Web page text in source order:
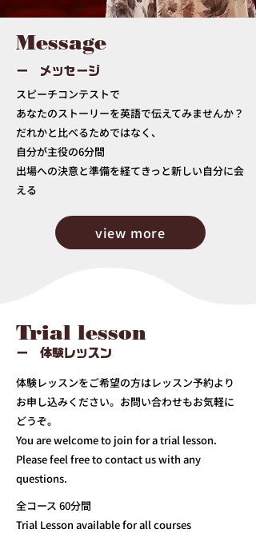
Message
ー メッセージ
​スピーチコンテストで
あなたのストーリーを英語で伝えてみませんか？
だれかと比べるためではなく、
自分が主役の6分間
出場への決意と準備を経てきっと新しい自分に会
える
view more
Trial lesson
ー 体験レッスン
体験レッスンをご希望の方はレッスン予約より
お申し込みください。お問い合わせもお気軽に
どうぞ。
You are welcome to join for a trial lesson.
Please feel free to contact us with any
questions.
全コース 60分間
Trial Lesson available for all courses